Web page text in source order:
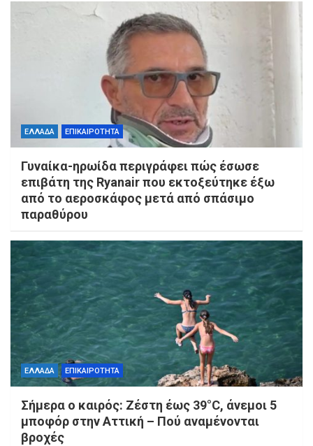
ΕΛΛΑΔΑ ΕΠΙΚΑΙΡΟΤΗΤΑ
Γυναίκα-ηρωίδα περιγράφει πώς έσωσε
επιβάτη της Ryanair που εκτοξεύτηκε έξω
από το αεροσκάφος μετά από σπάσιμο
παραθύρου
ΕΛΛΑΔΑ ΕΠΙΚΑΙΡΟΤΗΤΑ
Σήμερα ο καιρός: Ζέστη έως 39°C, άνεμοι 5
μποφόρ στην Αττική – Πού αναμένονται
βροχές